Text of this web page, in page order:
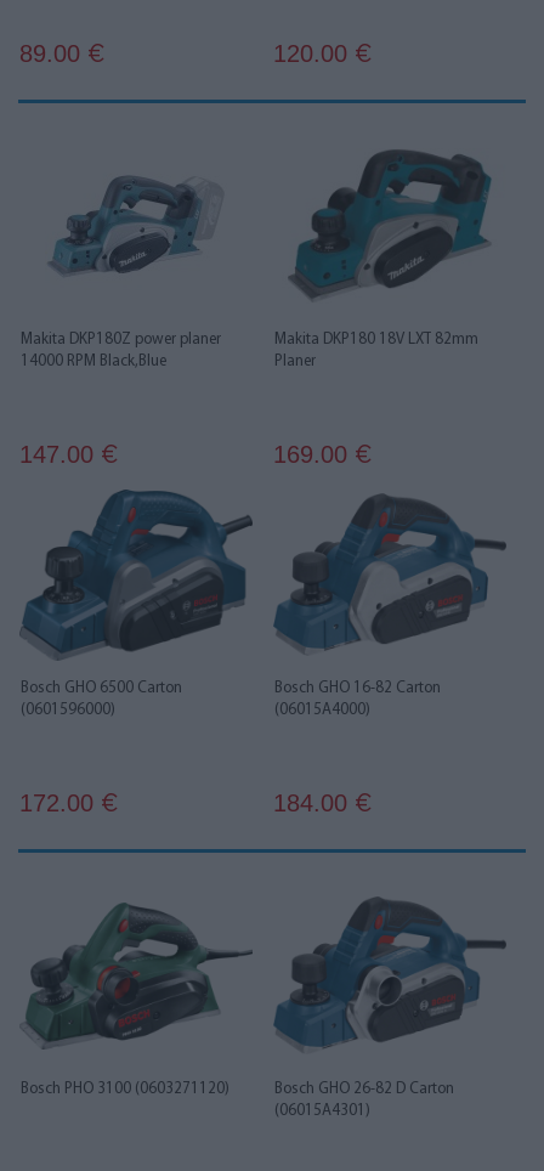
89.00 € 120.00 €
Makita DKP180Z power planer
14000 RPM Black,Blue
147.00 €
Makita DKP180 18V LXT 82mm
Planer
169.00 €
Bosch GHO 6500 Carton
(0601596000)
172.00 €
Bosch GHO 16-82 Carton
(06015A4000)
184.00 €
Bosch PHO 3100 (0603271120)
Bosch GHO 26-82 D Carton
(06015A4301)